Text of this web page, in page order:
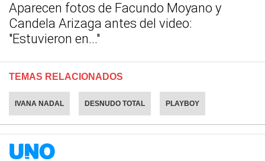
Aparecen fotos de Facundo Moyano y
Candela Arizaga antes del video:
"Estuvieron en..."
TEMAS RELACIONADOS
IVANA NADAL DESNUDO TOTAL PLAYBOY